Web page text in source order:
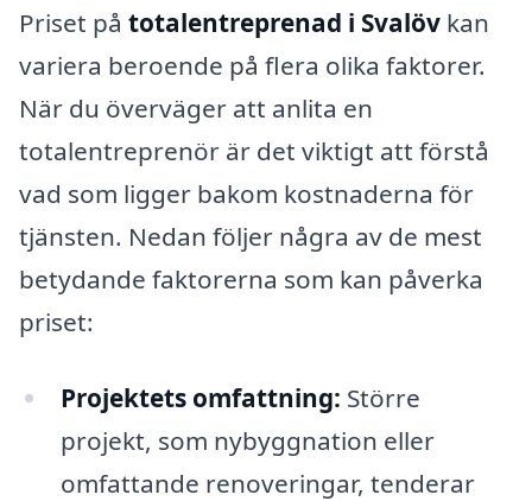
Priset på totalentreprenad i Svalöv kan
variera beroende på flera olika faktorer.
När du överväger att anlita en
totalentreprenör är det viktigt att förstå
vad som ligger bakom kostnaderna för
tjänsten. Nedan följer några av de mest
betydande faktorerna som kan påverka
priset:
Projektets omfattning: Större
projekt, som nybyggnation eller
omfattande renoveringar, tenderar